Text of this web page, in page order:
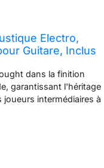
Electro,
Guitare, Inclus
dans la finition
garantissant l'héritage
intermédiaires à
un son amplifié
en noyer et un
classique Le corps
et est complété par